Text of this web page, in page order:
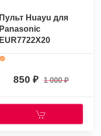
Пульт Huayu для
Panasonic
EUR7722X20
850 1 000